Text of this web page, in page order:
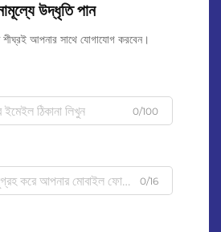
উদ্ধৃতি পান
শীঘ্রই আপনার সাথে যোগাযোগ করবেন।
0/100
0/16